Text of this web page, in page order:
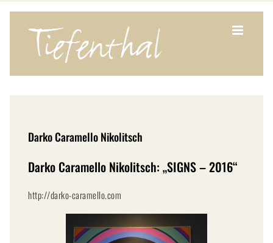
Darko Caramello Nikolitsch
Darko Caramello Nikolitsch: „SIGNS – 2016“
http://darko-caramello.com